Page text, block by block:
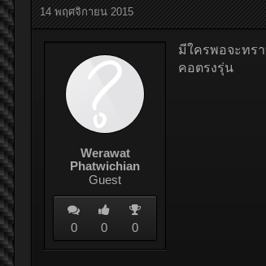
14 พฤศจิกายน 2015
Werawat
Phatwichian
Guest
0 0 0
มีใครพอจะทร
คอตรงรุ่น